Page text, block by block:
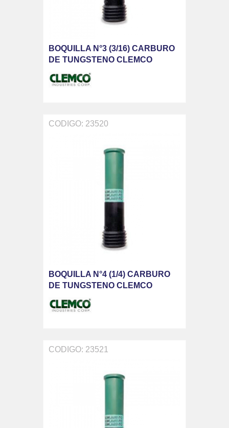
BOQUILLA N°3 (3/16) CARBURO
DE TUNGSTENO CLEMCO
CODIGO: 23520
BOQUILLA N°4 (1/4) CARBURO
DE TUNGSTENO CLEMCO
CODIGO: 23521